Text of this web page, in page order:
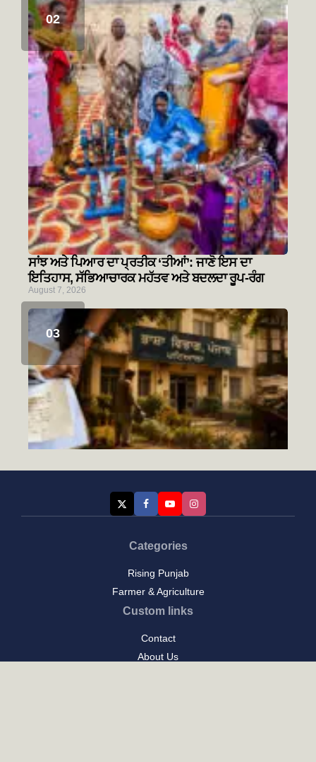
ਸਾਂਝ ਅਤੇ ਪਿਆਰ ਦਾ ਪ੍ਰਤੀਕ ‘ਤੀਆਂ’: ਜਾਣੋ ਇਸ ਦਾ
ਇਤਿਹਾਸ, ਸੱਭਿਆਚਾਰਕ ਮਹੱਤਵ ਅਤੇ ਬਦਲਦਾ ਰੂਪ-ਰੰਗ
August 7, 2026
ਭਲੇ ਦਿਨਾਂ ਦੀਆਂ ਗੱਲਾਂ-(1)
Categories
Rising Punjab
Farmer & Agriculture
Custom links
Contact
About Us